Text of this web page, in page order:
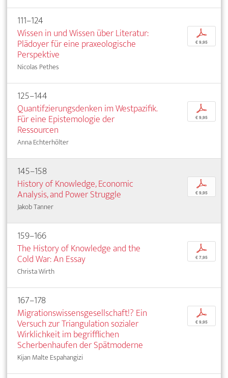
111–124
Wissen in und Wissen über Literatur:
Plädoyer für eine praxeologische
Perspektive
Nicolas Pethes
p
€ 9,95
125–144
Quantifzierungsdenken im Westpazifik.
Für eine Epistemologie der
Ressourcen
Anna Echterhölter
p
€ 9,95
145–158
History of Knowledge, Economic
Analysis, and Power Struggle
Jakob Tanner
p
€ 9,95
159–166
The History of Knowledge and the
Cold War: An Essay
Christa Wirth
p
€ 7,95
167–178
Migrationswissensgesellschaft!? Ein
Versuch zur Triangulation sozialer
Wirklichkeit im begrifflichen
Scherbenhaufen der Spätmoderne
Kijan Malte Espahangizi
p
€ 9,95